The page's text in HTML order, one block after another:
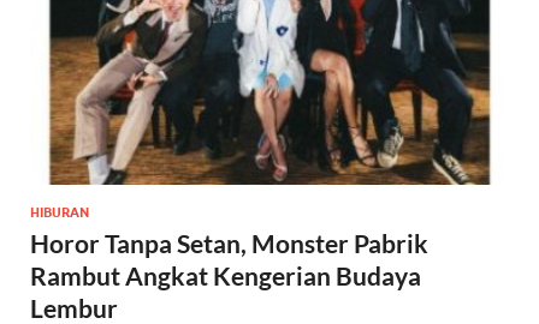
HIBURAN
Horor Tanpa Setan, Monster Pabrik
Rambut Angkat Kengerian Budaya
Lembur